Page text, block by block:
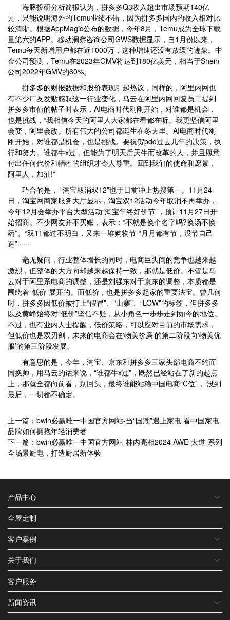
海豚投研分析简报认为，拼多多Q3收入超出市场预期140亿
元，只能说明海外的Temu业绩不错，因为拼多多国内的收入相对比
较清晰。根据AppMagic公布的数据，今年8月，Temu成为全球下载
量第六的APP。移动洞察咨询公司GWS数据显示，自1月份以来，
Temu每天新增用户都在近1000万，这种增速还没有放缓的迹象。中
金公司预测，Temu在2023年GMV将达到180亿美元，相当于Shein
公司2022年GMV的60%。
拼多多的财报数据和股价表现引起热议，同样的，阿里内网也
有不少厂友发贴感叹这一行业变化，马云在阿里内网回复员工提到
拼多多市值的帖子时表示，AI电商时代刚刚开始，对谁都是机会，
也是挑战，“我相信今天的阿里人大家都在看都在听。我更坚信阿里
会变，阿里会改。所有伟大的公司都诞生在冬天里。AI电商时代刚
刚开始，对谁都是机会，也是挑战。要祝贺pdd过去几年的决策，执
行和努力。谁都牛x过，但能为了明天后天牛而改革的人，并且愿意
付出任何代价和牺牲的组织才令人尊重。回到我们的使命和愿景，
阿里人，加油!”
巧合的是， “淘宝取消双12”也于日前冲上热搜第一。11月24
日，淘宝网商家服务大厅显示，淘宝双12活动今年取消不再举办，
今年12月会举办平台大型活动“淘宝年终好价节”，预计11月27日开
始招商。不少网友并不买账，表示：“不就是换个名字吗?换汤不换
药”、“双11都过不明白，又来一堆购物节”“月月都有节，没节自己
造”······
毫无疑问，行业整体增长的同时，电商巨头间的竞争也越来越
激烈，但整体的大方向却越来越保持一致，那就是低价。不管是马
云对于阿里系电商的调整，还是刘强东对于京东的调整，本质都是
围绕着“低价”展开的。而低价，也是拼多多起家的重要法宝。曾几何
时，拼多多因低价被打上“假冒”、“山寨”、“LOW”的标签，但拼多多
以及黄峥始终对“低价”坚信不疑，从小角色一步步走到如今的地位。
不过，也有业内人士提醒，低价策略，可以应对目前的市场需求，
但低价也是双刃剑，未来的电商会在‘物美价廉’的第二阶段向‘物美优
服’的第三阶段发展。
有意思的是，今年，淘宝、京东和拼多多三家头部电商不约而
同换帅，用马云的话来说，“谁都牛x过”，既然已经站在了新的起点
上，那就全都向前看，别回头，最终谁能站稳中国电商“C位”， 没到
最后，一切都不确定。
上一篇：bwin必赢唯一中国官方网站-当“国潮”遇上家电 看中国家电
品牌如何拥抱年轻消费者
下一篇：bwin必赢唯一中国官方网站-林内亮相2024 AWE“大道”系列
全场景厨电，打造厨居新体验
产品中心
全屋定制
客户案例
关于我们
客户服务
新闻资讯